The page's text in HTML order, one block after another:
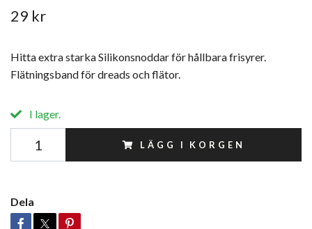
29 kr
Hitta extra starka Silikonsnoddar för hållbara frisyrer.
Flätningsband för dreads och flätor.
I lager.
LÄGG I KORGEN
Dela